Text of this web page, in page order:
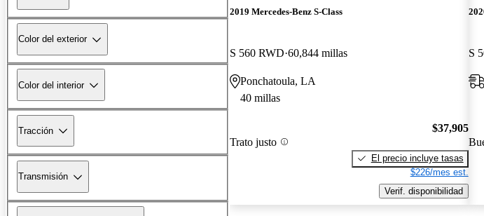
Color del exterior
Color del interior
Tracción
Transmisión
2019 Mercedes-Benz S-Class
S 560 RWD 60,844 millas
Ponchatoula, LA
40 millas
Trato justo
$37,905
El precio incluye tasas
$226/mes est.
Verif. disponibilidad
S